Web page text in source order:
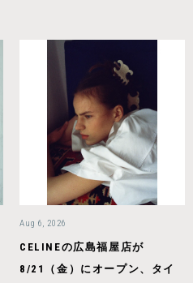
Aug 6, 2026
CELINEの広島福屋店が
8/21（金）にオープン、タイ